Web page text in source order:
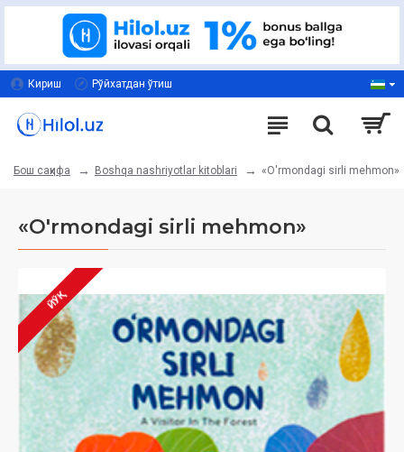
Кириш Рўйхатдан ўтиш
Бош саҳифа Boshqa nashriyotlar kitoblari «O'rmondagi sirli mehmon»
«O'rmondagi sirli mehmon»
ЙЎҚ